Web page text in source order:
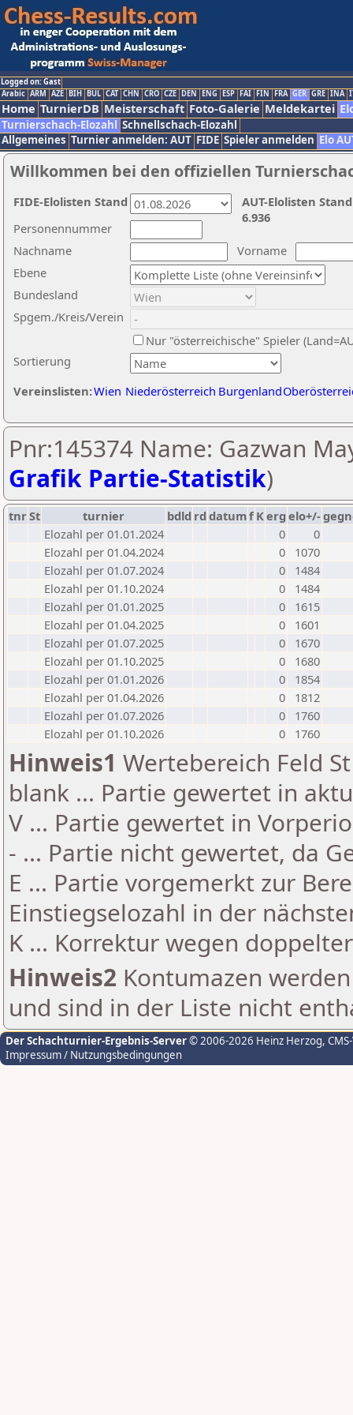
Logged on: Gast
Arabic ARM AZE BIH BUL CAT CHN CRO CZE DEN ENG ESP FAI FIN FRA GER GRE INA
Home TurnierDB Meisterschaft Foto-Galerie Meldekartei
Turnierschach-Elozahl Schnellschach-Elozahl
Allgemeines Turnier anmelden: AUT FIDE Spieler anmelden Elo
Willkommen bei den offiziellen
Nachname
Vorname
Ebene
Sortierung
Personennummer
Bundesland
Spgem./Kreis/Verein
Nur "österreichische" Spieler
Vereinslisten:Wien Niederösterreich Burgenland
AUT-Elolisten
6.936
FIDE-Elolisten Stand
Pnr:145374 Name: Gazwan
Grafik Partie-Statistik)
tnrSt turnier bdld rd datumf Kerg elo+/-
Elozahl per 01.01.2024
0
0
Elozahl per 01.04.2024
0
1070
Elozahl per 01.07.2024
0
1484
Elozahl per 01.10.2024
0
1484
Elozahl per 01.01.2025
0
1615
Elozahl per 01.04.2025
0
1601
Elozahl per 01.07.2025
0
1670
Elozahl per 01.10.2025
0
1680
Elozahl per 01.01.2026
0
1854
Elozahl per 01.04.2026
0
1812
Elozahl per 01.07.2026
0
1760
Elozahl per 01.10.2026
0 1760
Hinweis1 Wertebereich Feld
blank ... Partie gewertet in
V ... Partie gewertet in
- ... Partie nicht gewertet, da
E ... Partie vorgemerkt zur
Einstiegselozahl in der
K ... Korrektur wegen
Hinweis2 Kontumazen
und sind in der Liste nicht
Der Schachturnier-Ergebnis-Server© 2006-2026 Heinz Herzog,
Impressum / Nutzungsbedingungen